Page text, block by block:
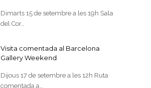
Dimarts 15 de setembre a les 19h Sala
del Cor…
Visita comentada al Barcelona
Gallery Weekend
Dijous 17 de setembre a les 12h Ruta
comentada a…